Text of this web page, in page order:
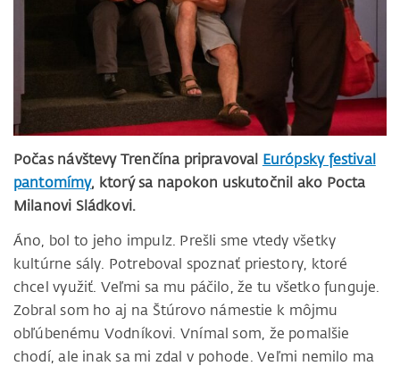
Počas návštevy Trenčína pripravoval Európsky festival
pantomímy, ktorý sa napokon uskutočnil ako Pocta
Milanovi Sládkovi.
Áno, bol to jeho impulz. Prešli sme vtedy všetky
kultúrne sály. Potreboval spoznať priestory, ktoré
chcel využiť. Veľmi sa mu páčilo, že tu všetko funguje.
Zobral som ho aj na Štúrovo námestie k môjmu
obľúbenému Vodníkovi. Vnímal som, že pomalšie
chodí, ale inak sa mi zdal v pohode. Veľmi nemilo ma